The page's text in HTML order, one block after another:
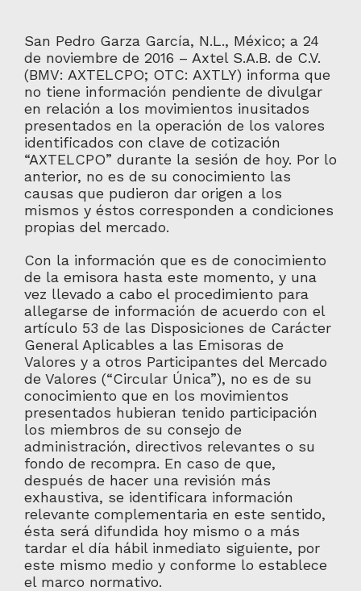
San Pedro Garza García, N.L., México; a 24
de noviembre de 2016 – Axtel S.A.B. de C.V.
(BMV: AXTELCPO; OTC: AXTLY) informa que
no tiene información pendiente de divulgar
en relación a los movimientos inusitados
presentados en la operación de los valores
identificados con clave de cotización
“AXTELCPO” durante la sesión de hoy. Por lo
anterior, no es de su conocimiento las
causas que pudieron dar origen a los
mismos y éstos corresponden a condiciones
propias del mercado.
Con la información que es de conocimiento
de la emisora hasta este momento, y una
vez llevado a cabo el procedimiento para
allegarse de información de acuerdo con el
artículo 53 de las Disposiciones de Carácter
General Aplicables a las Emisoras de
Valores y a otros Participantes del Mercado
de Valores (“Circular Única”), no es de su
conocimiento que en los movimientos
presentados hubieran tenido participación
los miembros de su consejo de
administración, directivos relevantes o su
fondo de recompra. En caso de que,
después de hacer una revisión más
exhaustiva, se identificara información
relevante complementaria en este sentido,
ésta será difundida hoy mismo o a más
tardar el día hábil inmediato siguiente, por
este mismo medio y conforme lo establece
el marco normativo.